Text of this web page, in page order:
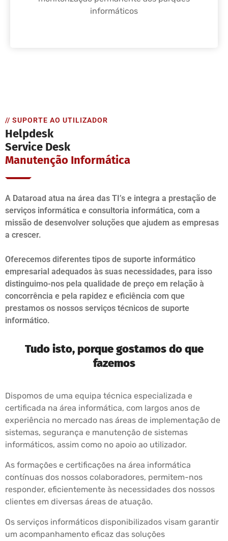
informáticos
// SUPORTE AO UTILIZADOR
Helpdesk
Service Desk
Manutenção Informática
A Dataroad atua na área das TI’s e integra a prestação de
serviços informática e consultoria informática, com a
missão de desenvolver soluções que ajudem as empresas
a crescer.
Oferecemos diferentes tipos de suporte informático
empresarial adequados às suas necessidades, para isso
distinguimo-nos pela qualidade de preço em relação à
concorrência e pela rapidez e eficiência com que
prestamos os nossos serviços técnicos de suporte
informático.
Tudo isto, porque gostamos do que
fazemos
Dispomos de uma equipa técnica especializada e
certificada na área informática, com largos anos de
experiência no mercado nas áreas de implementação de
sistemas, segurança e manutenção de sistemas
informáticos, assim como no apoio ao utilizador.
As formações e certificações na área informática
contínuas dos nossos colaboradores, permitem-nos
responder, eficientemente às necessidades dos nossos
clientes em diversas áreas de atuação.
Os serviços informáticos disponibilizados visam garantir
um acompanhamento eficaz das soluções